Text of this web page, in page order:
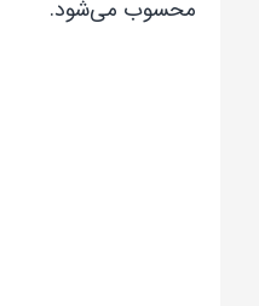
محسوب می‌شود.